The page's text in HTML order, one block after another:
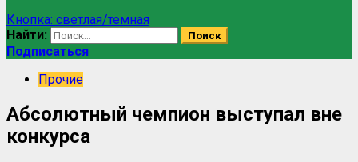
Кнопка: светлая/темная
Найти:
Подписаться
Прочие
Абсолютный чемпион выступал вне
конкурса